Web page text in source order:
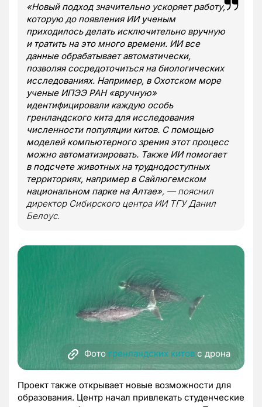
«Новый подход значительно ускоряет работу,
которую до появления ИИ ученым
приходилось делать исключительно вручную
и тратить на это много времени. ИИ все
данные обрабатывает автоматически,
позволяя сосредоточиться на биологических
исследованиях. Например, в Охотском море
ученые ИПЭЭ РАН «вручную»
идентифицировали каждую особь
гренландского кита для исследования
численности популяции китов. С помощью
моделей компьютерного зрения этот процесс
можно автоматизировать. Также ИИ помогает
в подсчете животных на труднодоступных
территориях, например в Сайлюгемском
национальном парке на Алтае», — пояснил
директор Сибирского центра ИИ ТГУ Данил
Белоус.
Фото гренландских китов с дрона
Проект также открывает новые возможности для
образования. Центр начал привлекать студенческие